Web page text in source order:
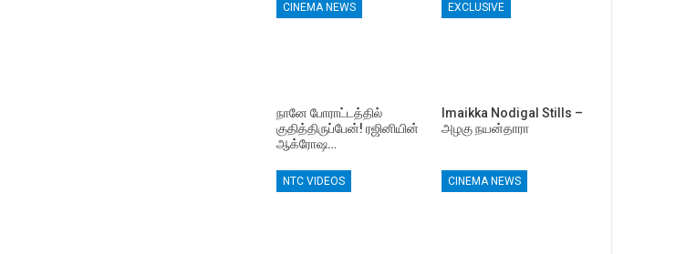
CINEMA NEWS
நானே போராட்டத்தில்
குதித்திருப்பேன்! ரஜினியின்
ஆக்ரோஷ…
EXCLUSIVE
Imaikka Nodigal Stills –
அழகு நயன்தாரா
NTC VIDEOS CINEMA NEWS